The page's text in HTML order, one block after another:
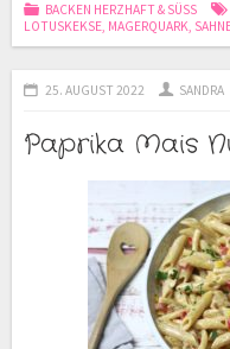
BACKEN HERZHAFT & SÜSS
LOTUSKEKSE, MAGERQUARK,
25. AUGUST 2022 SANDRA
Paprika Mais